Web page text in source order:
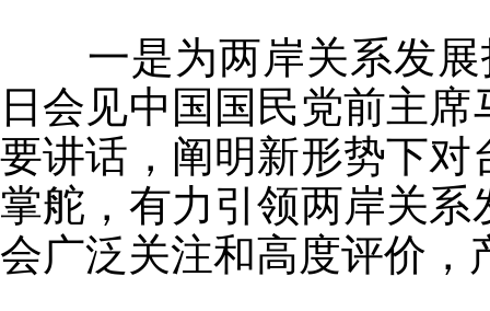
一是为两岸关系发展
日会见中国国民党前主
要讲话，阐明新形势下
掌舵，有力引领两岸关
会广泛关注和高度评价，